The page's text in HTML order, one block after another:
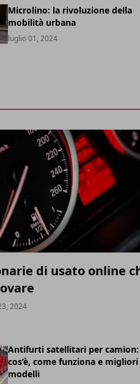
Microlino: la rivoluzione della
mobilità urbana
luglio 01, 2024
di usato online
2024
Antifurti satellitari per camion:
cos’è, come funziona e migliori
modelli